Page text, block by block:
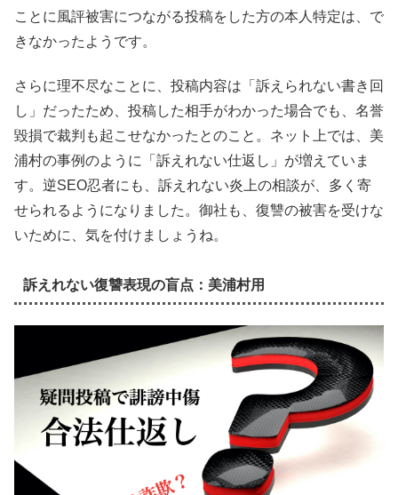
ことに風評被害につながる投稿をした方の本人特定は、で
きなかったようです。
さらに理不尽なことに、投稿内容は「訴えられない書き回
し」だったため、投稿した相手がわかった場合でも、名誉
毀損で裁判も起こせなかったとのこと。ネット上では、美
浦村の事例のように「訴えれない仕返し」が増えていま
す。逆SEO忍者にも、訴えれない炎上の相談が、多く寄
せられるようになりました。御社も、復讐の被害を受けな
いために、気を付けましょうね。
訴えれない復讐表現の盲点：美浦村用